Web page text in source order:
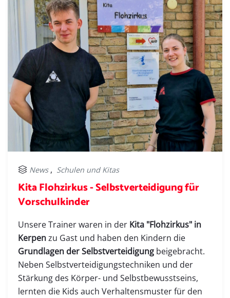
News , Schulen und Kitas
Kita Flohzirkus - Selbstverteidigung für
Vorschulkinder
Unsere Trainer waren in der Kita "Flohzirkus" in
Kerpenzu Gast und haben den Kindern die
Grundlagen der Selbstverteidigung beigebracht.
Neben Selbstverteidigungstechniken und der
Stärkung des Körper- und Selbstbewusstseins,
lernten die Kids auch Verhaltensmuster für den